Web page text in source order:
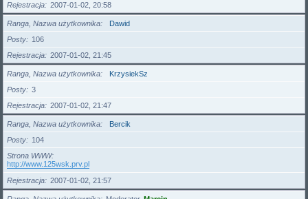
Rejestracja
2007-01-02, 20:58
Ranga, Nazwa użytkownika
Dawid
Posty
106
Rejestracja
2007-01-02, 21:45
Ranga, Nazwa użytkownika
KrzysiekSz
Posty
3
Rejestracja
2007-01-02, 21:47
Ranga, Nazwa użytkownika
Bercik
Posty
104
Strona WWW
http://www.125wsk.prv.pl
Rejestracja
2007-01-02, 21:57